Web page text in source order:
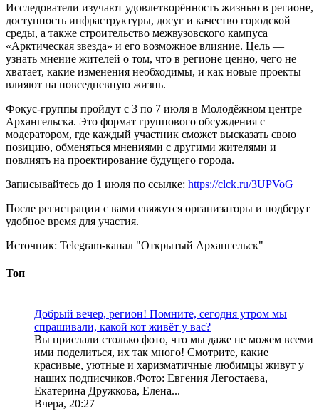
Исследователи изучают удовлетворённость жизнью в регионе,
доступность инфраструктуры, досуг и качество городской
среды, а также строительство межвузовского кампуса
«Арктическая звезда» и его возможное влияние. Цель —
узнать мнение жителей о том, что в регионе ценно, чего не
хватает, какие изменения необходимы, и как новые проекты
влияют на повседневную жизнь.
Фокус-группы пройдут с 3 по 7 июля в Молодёжном центре
Архангельска. Это формат группового обсуждения с
модератором, где каждый участник сможет высказать свою
позицию, обменяться мнениями с другими жителями и
повлиять на проектирование будущего города.
Записывайтесь до 1 июля по ссылке: https://clck.ru/3UPVoG
После регистрации с вами свяжутся организаторы и подберут
удобное время для участия.
Источник: Telegram-канал "Открытый Архангельск"
Топ
Добрый вечер, регион! Помните, сегодня утром мы
спрашивали, какой кот живёт у вас?
Вы прислали столько фото, что мы даже не можем всеми
ими поделиться, их так много! Смотрите, какие
красивые, уютные и харизматичные любимцы живут у
наших подписчиков.Фото: Евгения Легостаева,
Екатерина Дружкова, Елена...
Вчера, 20:27